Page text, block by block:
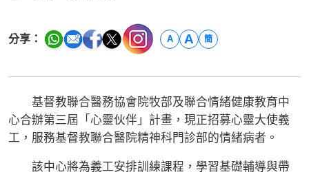
分享： A A 簡
基督教聯合醫務協會院牧部及聯合情緒健康教育中
心合辦第三屆「心靈伙伴」計畫，現正招募心靈大使義
工，服務基督教聯合醫院精神科門診部的情緒病者。
該中心將為義工安排訓練課程，學習基礎輔導與帶